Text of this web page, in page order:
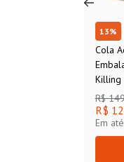
13%
Cola
Killing
R$
R$
Em até